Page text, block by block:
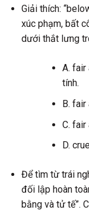
Giải thích:
xúc phạm, bất
dưới thắt lưng
A. fair
tính.
B. fair
C. fair
D.
Để tìm từ trái
đối lập hoàn
bằng và tử tế”.